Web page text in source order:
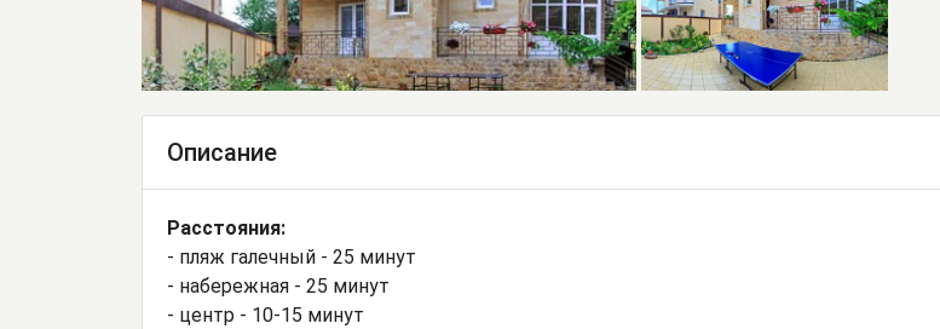
Описание
Расстояния:
- пляж галечный - 25 минут
- набережная - 25 минут
- центр - 10-15 минут